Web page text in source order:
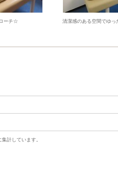
ーチ☆ 清潔感のある空間でゆ
計しています。